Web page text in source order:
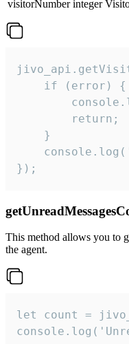
visitorNumber integer
    if (error) {
        return;
    }
});
This method allows you to
the agent.
let count =